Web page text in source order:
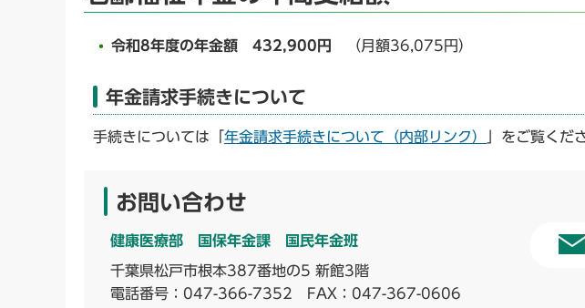
令和8年度の年金額 432,900円 （月額36,075円）
年金請求手続きについて
手続きについては「 年金請求手続きについて（内部リンク） 」をご覧くだ
お問い合わせ
健康医療部 国保年金課 国民年金班
千葉県松戸市根本387番地の5 新館3階
電話番号： 047-366-7352 FAX：047-367-0606